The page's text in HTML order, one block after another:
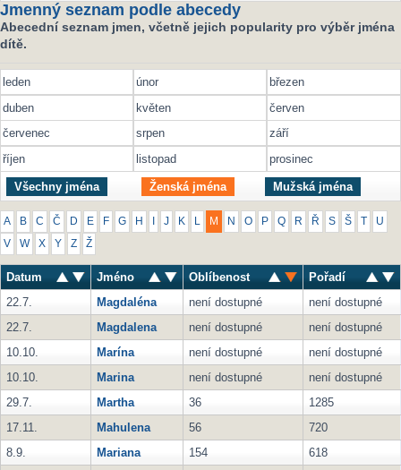
Jmenný seznam podle abecedy
Abecední seznam jmen, včetně jejich popularity pro výběr jména
dítě.
leden únor
březen
duben
květen
červen
červenec
srpen
září
říjen
listopad prosinec
Všechny jména Ženská jména Mužská jména
A B C Č D E F G H J K M N O P Q R Ř S Š U
V W X Y Z Ž
Datum Jméno Oblíbenost
Pořadí
22.7.
Magdaléna není dostupné
není dostupné
22.7.
Magdalena není dostupné
není dostupné
10.10.
Marína není dostupné
není dostupné
10.10.
Marina není dostupné
není dostupné
29.7.
Martha 36
1285
17.11.
Mahulena 56
720
8.9.
Mariana 154
618